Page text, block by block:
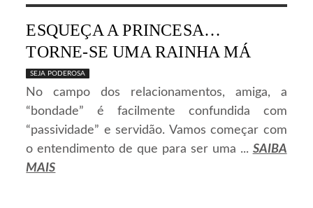
ESQUEÇA A PRINCESA…
TORNE-SE UMA RAINHA MÁ
SEJA PODEROSA
No campo dos relacionamentos, amiga, a
“bondade” é facilmente confundida com
“passividade” e servidão. Vamos começar com
o entendimento de que para ser uma ... SAIBA
MAIS